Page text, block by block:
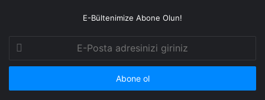
E-Bültenimize Abone Olun!
Posta
adresinizi